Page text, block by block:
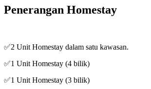
Penerangan Homestay
✅2 Unit Homestay dalam satu kawasan.
✅1 Unit Homestay (4 bilik)
✅1 Unit Homestay (3 bilik)